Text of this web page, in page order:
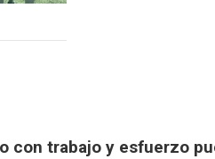
con trabajo y esfuerzo